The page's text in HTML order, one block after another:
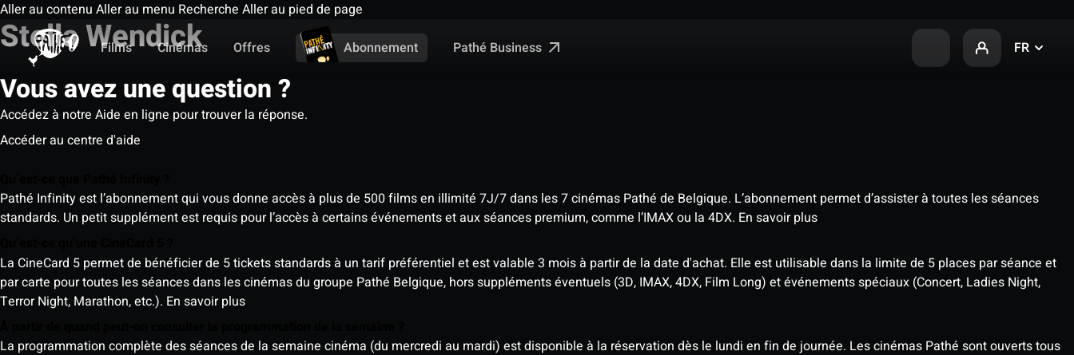
Aller au contenu Aller au menu Recherche Aller au pied de page
Films
Cinémas Offres Abonnement Pathé Business FR
Stella Wendick
Vous avez une question ?
Accédez à notre Aide en ligne pour trouver la réponse.
Accéder au centre d'aide
Pathé Infinity est l’abonnement qui vous donne accès à plus de 500 films en illimité 7J/7 dans les 7 cinémas Pathé de Belgique. L’abonnement permet d’assister à toutes les séances
standards. Un petit supplément est requis pour l’accès à certains événements et aux séances premium, comme l’IMAX ou la 4DX. En savoir plus
La CineCard 5 permet de bénéficier de 5 tickets standards à un tarif préférentiel et est valable 3 mois à partir de la date d'achat. Elle est utilisable dans la limite de 5 places par séance et
par carte pour toutes les séances dans les cinémas du groupe Pathé Belgique, hors suppléments éventuels (3D, IMAX, 4DX, Film Long) et événements spéciaux (Concert, Ladies Night,
Terror Night, Marathon, etc.). En savoir plus
La programmation complète des séances de la semaine cinéma (du mercredi au mardi) est disponible à la réservation dès le lundi en fin de journée. Les cinémas Pathé sont ouverts tous